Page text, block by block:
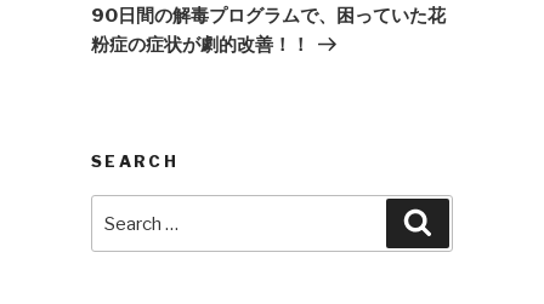
Post
90日間の解毒プログラムで、困っていた花
粉症の症状が劇的改善！！
SEARCH
for: